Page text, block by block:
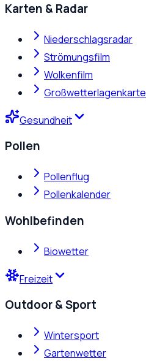
Karten & Radar
Niederschlagsradar
Strömungsfilm
Wolkenfilm
Großwetterlagenkarte
Gesundheit
Pollen
Pollenflug
Pollenkalender
Wohlbefinden
Biowetter
Freizeit
Outdoor & Sport
Wintersport
Gartenwetter